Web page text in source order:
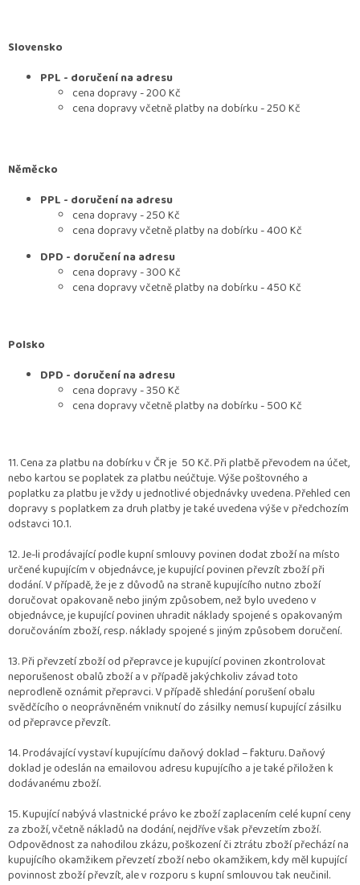
Slovensko
PPL - doručení na adresu
cena dopravy - 200 Kč
cena dopravy včetně platby na dobírku - 250 Kč
Něměcko
PPL - doručení na adresu
cena dopravy - 250 Kč
cena dopravy včetně platby na dobírku - 400 Kč
DPD - doručení na adresu
cena dopravy - 300 Kč
cena dopravy včetně platby na dobírku - 450 Kč
Polsko
DPD - doručení na adresu
cena dopravy - 350 Kč
cena dopravy včetně platby na dobírku - 500 Kč
11. Cena za platbu na dobírku v ČR je 50 Kč. Při platbě převodem na účet,
nebo kartou se poplatek za platbu neúčtuje. Výše poštovného a
poplatku za platbu je vždy u jednotlivé objednávky uvedena. Přehled cen
dopravy s poplatkem za druh platby je také uvedena výše v předchozím
odstavci 10.1.
12. Je-li prodávající podle kupní smlouvy povinen dodat zboží na místo
určené kupujícím v objednávce, je kupující povinen převzít zboží při
dodání. V případě, že je z důvodů na straně kupujícího nutno zboží
doručovat opakovaně nebo jiným způsobem, než bylo uvedeno v
objednávce, je kupující povinen uhradit náklady spojené s opakovaným
doručováním zboží, resp. náklady spojené s jiným způsobem doručení.
13. Při převzetí zboží od přepravce je kupující povinen zkontrolovat
neporušenost obalů zboží a v případě jakýchkoliv závad toto
neprodleně oznámit přepravci. V případě shledání porušení obalu
svědčícího o neoprávněném vniknutí do zásilky nemusí kupující zásilku
od přepravce převzít.
14. Prodávající vystaví kupujícímu daňový doklad – fakturu. Daňový
doklad je odeslán na emailovou adresu kupujícího a je také přiložen k
dodávanému zboží.
15. Kupující nabývá vlastnické právo ke zboží zaplacením celé kupní ceny
za zboží, včetně nákladů na dodání, nejdříve však převzetím zboží.
Odpovědnost za nahodilou zkázu, poškození či ztrátu zboží přechází na
kupujícího okamžikem převzetí zboží nebo okamžikem, kdy měl kupující
povinnost zboží převzít, ale v rozporu s kupní smlouvou tak neučinil.